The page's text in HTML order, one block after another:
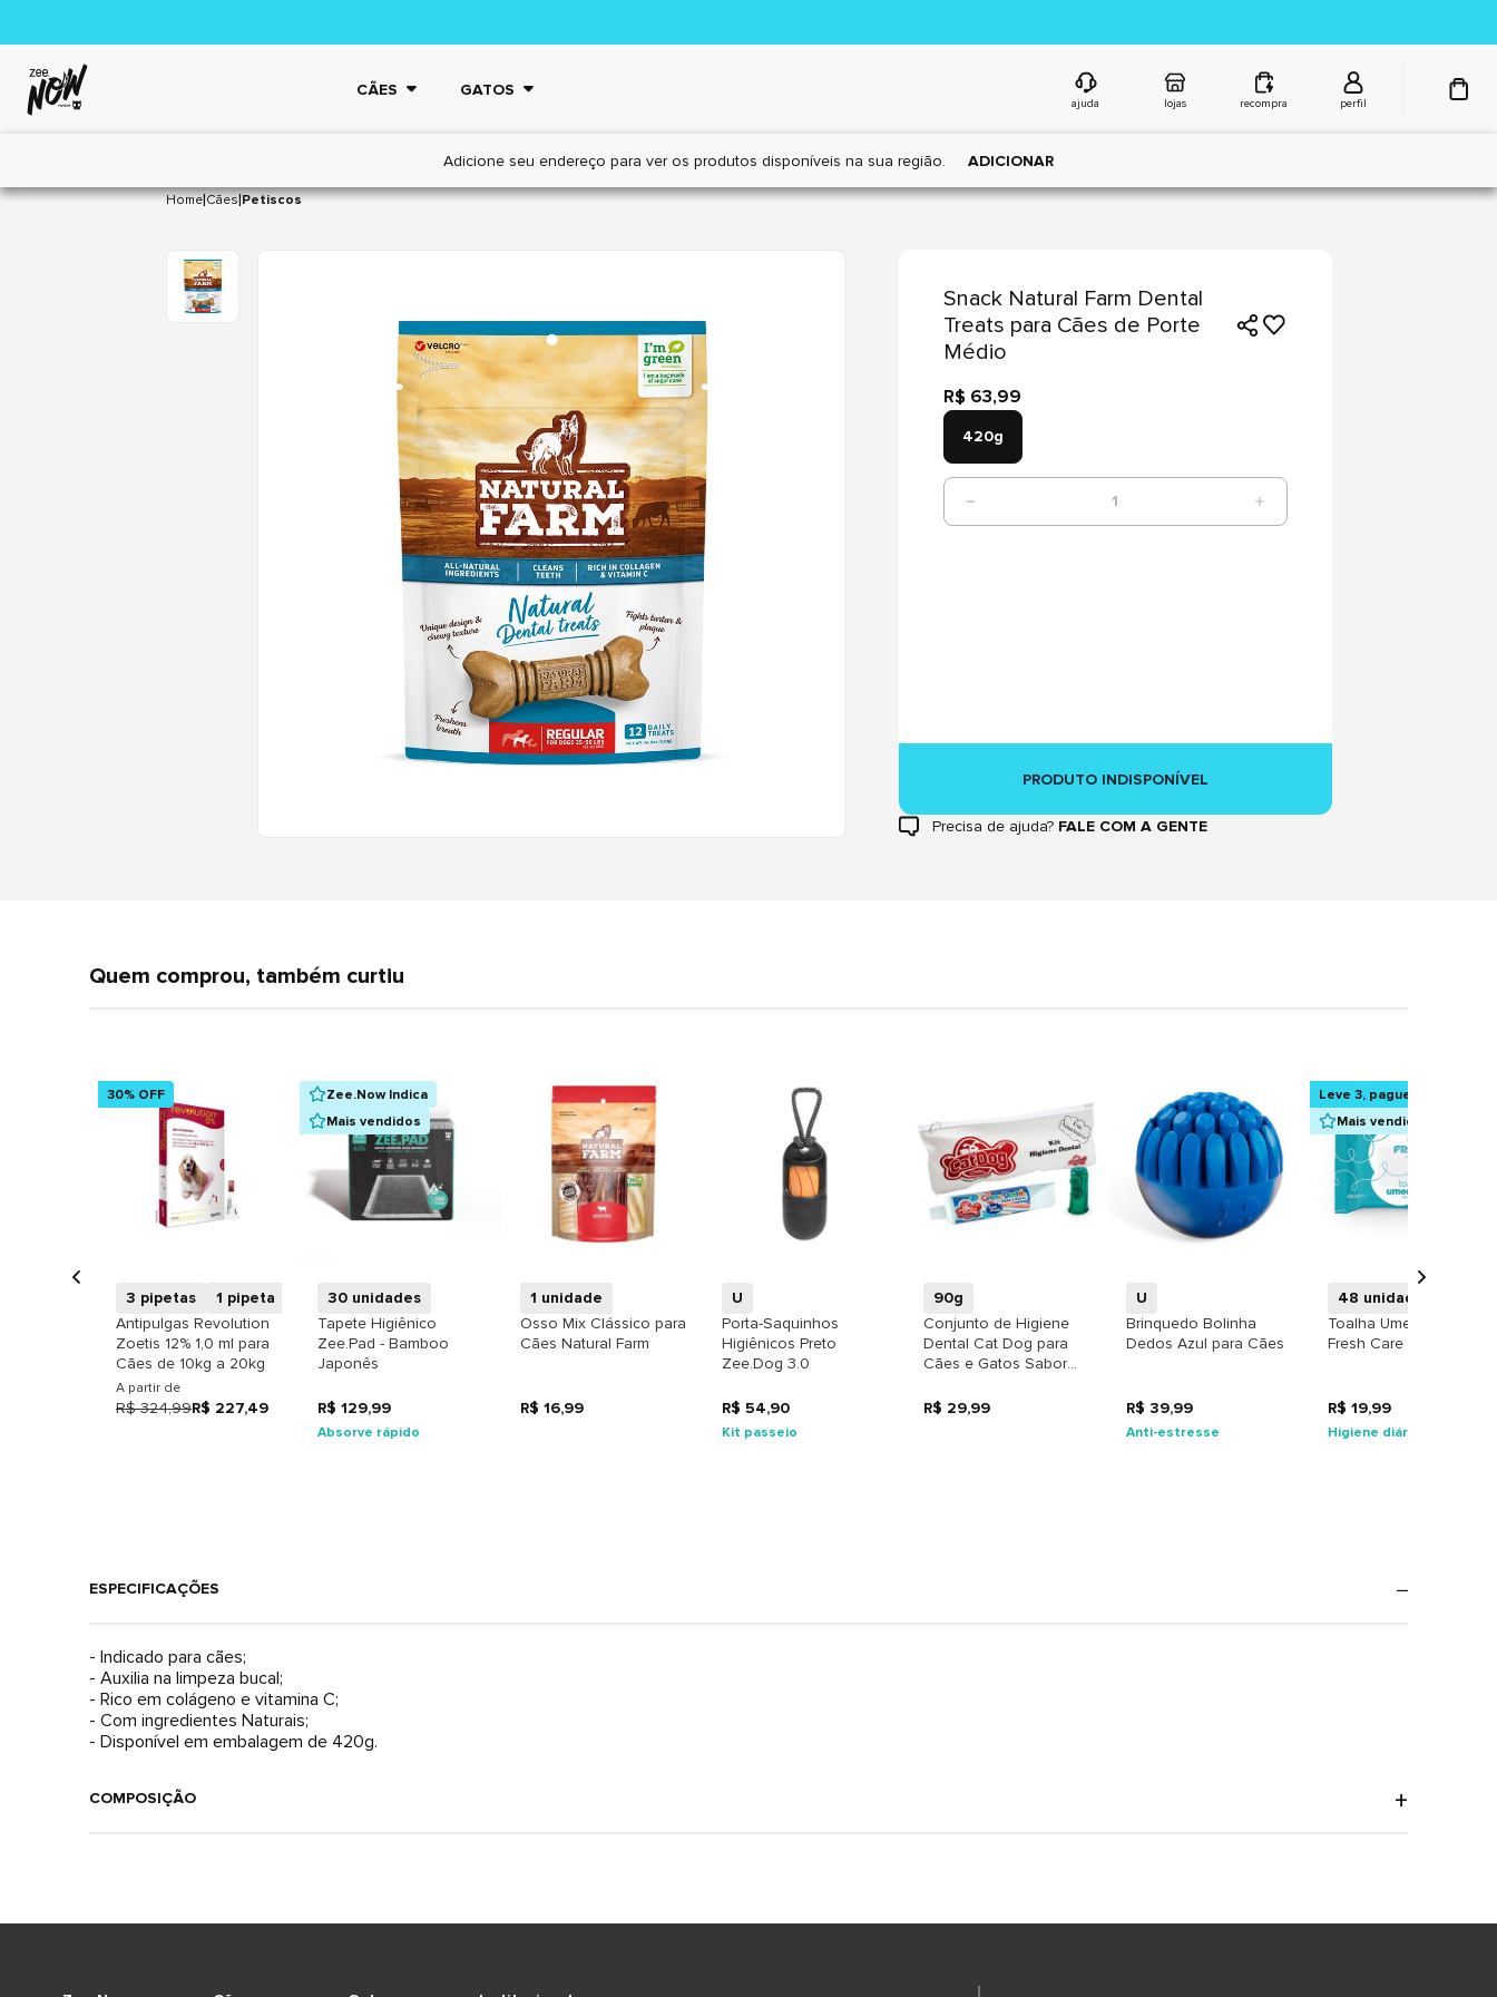
CÃES GATOS
ajuda lojas recompra perfil
Adicione seu endereço para ver os produtos disponíveis na sua região. ADICIONAR
Home|Cães|Petiscos
Snack Natural Farm Dental
Treats para Cães de Porte
Médio
R$ 63,99
420g
1
PRODUTO INDISPONÍVEL
Precisa de ajuda? FALE COM A GENTE
Quem comprou, também curtiu
30% OFF
3 pipetas
1 pipeta
Antipulgas Revolution
Zoetis 12% 1,0 ml para
Cães de 10kg a 20kg
A partir de
R$ 324,99R$ 227,49
Zee.Now Indica
Mais vendidos
+
30 unidades
Tapete Higiênico
Zee.Pad - Bamboo
Japonês
R$ 129,99
Absorve rápido
1 unidade
Osso Mix Clássico para
Cães Natural Farm
R$ 16,99
U
Porta-Saquinhos
Higiênicos Preto
Zee.Dog 3.0
R$ 54,90
Kit passeio
+
90g
Conjunto de Higiene
Dental Cat Dog para
Cães e Gatos Sabor
Sortidas
R$ 29,99
+
U
Brinquedo Bolinha
Dedos Azul para Cães
R$ 39,99
Anti-estresse
Leve 3, pague 2
Mais vendidos
48 unidades
Toalha Umedecida
Fresh Care
R$ 19,99
Higiene diária
ESPECIFICAÇÕES
- Indicado para cães;
- Auxilia na limpeza bucal;
- Rico em colágeno e vitamina C;
- Com ingredientes Naturais;
- Disponível em embalagem de 420g.
COMPOSIÇÃO